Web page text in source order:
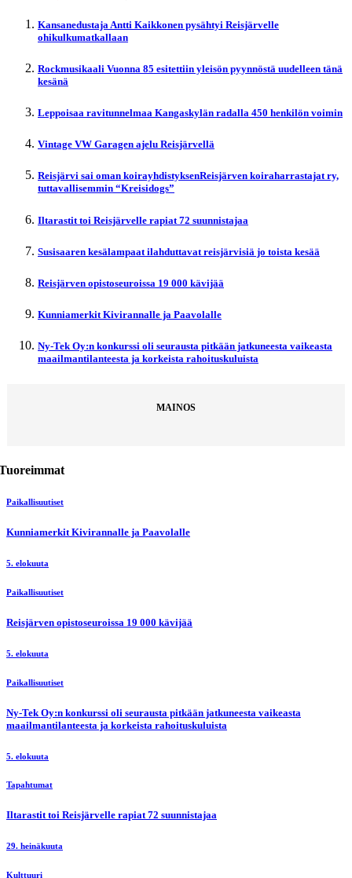
Kansanedustaja Antti Kaikkonen pysähtyi Reisjärvelle
ohikulkumatkallaan
Rockmusikaali Vuonna 85 esitettiin yleisön pyynnöstä uudelleen tänä
kesänä
Leppoisaa ravitunnelmaa Kangaskylän radalla 450 henkilön voimin
Vintage VW Garagen ajelu Reisjärvellä
Reisjärvi sai oman koirayhdistyksenReisjärven koiraharrastajat ry,
tuttavallisemmin “Kreisidogs”
Iltarastit toi Reisjärvelle rapiat 72 suunnistajaa
Susisaaren kesälampaat ilahduttavat reisjärvisiä jo toista kesää
Reisjärven opistoseuroissa 19 000 kävijää
Kunniamerkit Kivirannalle ja Paavolalle
Ny-Tek Oy:n konkurssi oli seurausta pitkään jatkuneesta vaikeasta
maailmantilanteesta ja korkeista rahoituskuluista
MAINOS
Paikallisuutiset
Kunniamerkit Kivirannalle ja Paavolalle
5. elokuuta
Paikallisuutiset
Reisjärven opistoseuroissa 19 000 kävijää
5. elokuuta
Paikallisuutiset
Ny-Tek Oy:n konkurssi oli seurausta pitkään jatkuneesta vaikeasta
maailmantilanteesta ja korkeista rahoituskuluista
5. elokuuta
Tapahtumat
Iltarastit toi Reisjärvelle rapiat 72 suunnistajaa
29. heinäkuuta
Kulttuuri